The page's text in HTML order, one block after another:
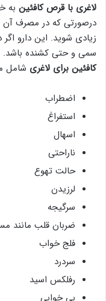
لاغری با قرص کافئین به
درصورتی که در مصرف آن
زیادی شوید. این دارو
سمی و حتی کشنده باشد.
کافئین برای لاغری شامل
اضطراب
استفراغ
اسهال
ناراحتی
حالت تهوع
لرزیدن
سرگیجه
ضربان قلب مانند
فلج خواب
سردرد
رفلکس اسید